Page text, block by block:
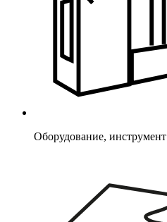
Оборудование, инструмент